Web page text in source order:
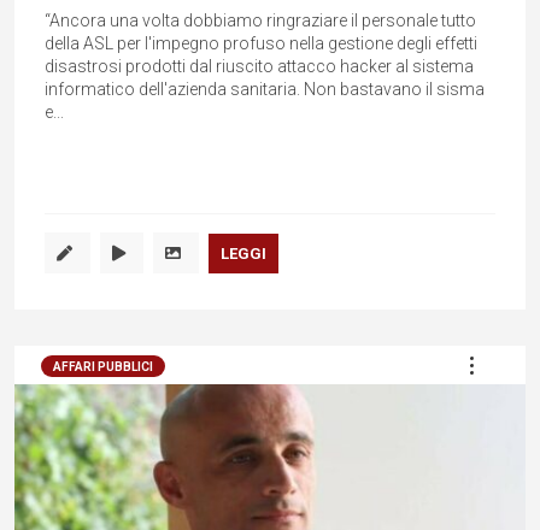
“Ancora una volta dobbiamo ringraziare il personale tutto
della ASL per l'impegno profuso nella gestione degli effetti
disastrosi prodotti dal riuscito attacco hacker al sistema
informatico dell'azienda sanitaria. Non bastavano il sisma
e...
LEGGI
AFFARI PUBBLICI